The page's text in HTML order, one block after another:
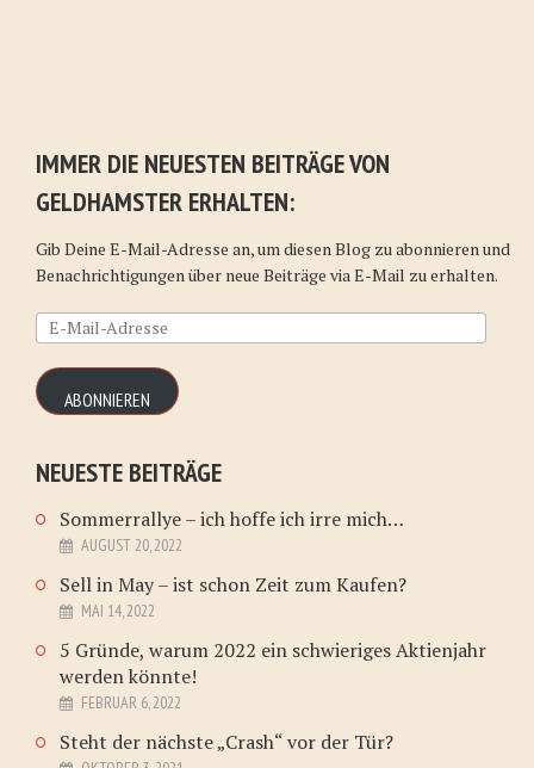
IMMER DIE NEUESTEN BEITRÄGE VON
GELDHAMSTER ERHALTEN:
Gib Deine E-Mail-Adresse an, um diesen Blog zu abonnieren und
Benachrichtigungen über neue Beiträge via E-Mail zu erhalten.
E-
Mail-
Adresse
ABONNIEREN
NEUESTE BEITRÄGE
Sommerrallye – ich hoffe ich irre mich…
AUGUST 20, 2022
Sell in May – ist schon Zeit zum Kaufen?
MAI 14, 2022
5 Gründe, warum 2022 ein schwieriges Aktienjahr
werden könnte!
FEBRUAR 6, 2022
Steht der nächste „Crash“ vor der Tür?